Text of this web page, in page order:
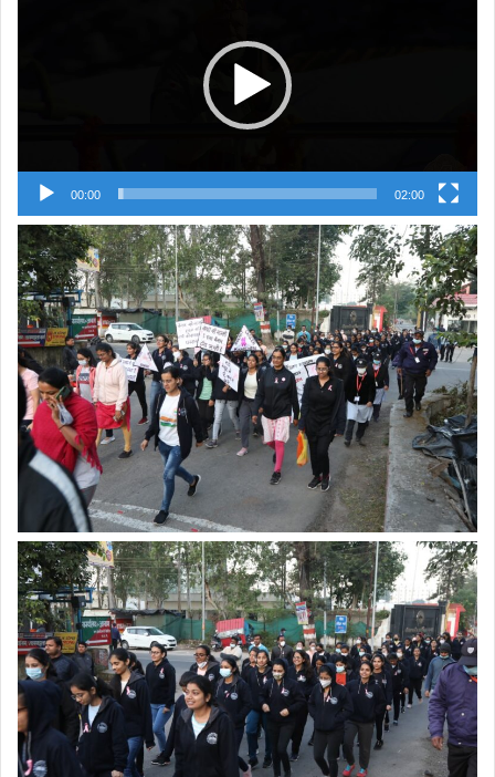
00:00 02:00